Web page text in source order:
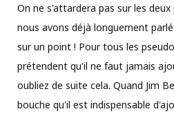
On ne s'attardera pas sur les
nous avons déjà longuement
sur un point ! Pour tous les
prétendent qu'il ne faut jamais
oubliez de suite cela. Quand Jim
bouche qu'il est indispensable